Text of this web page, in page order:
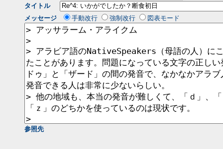
タイトル
メッセージ
手動改行 強制改行 図表モード
参照先